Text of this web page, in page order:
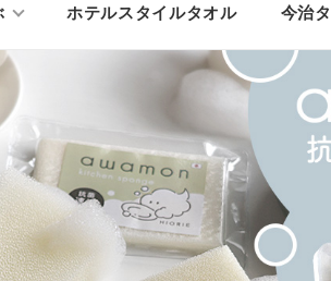
ホテルスタイルタオル 今治